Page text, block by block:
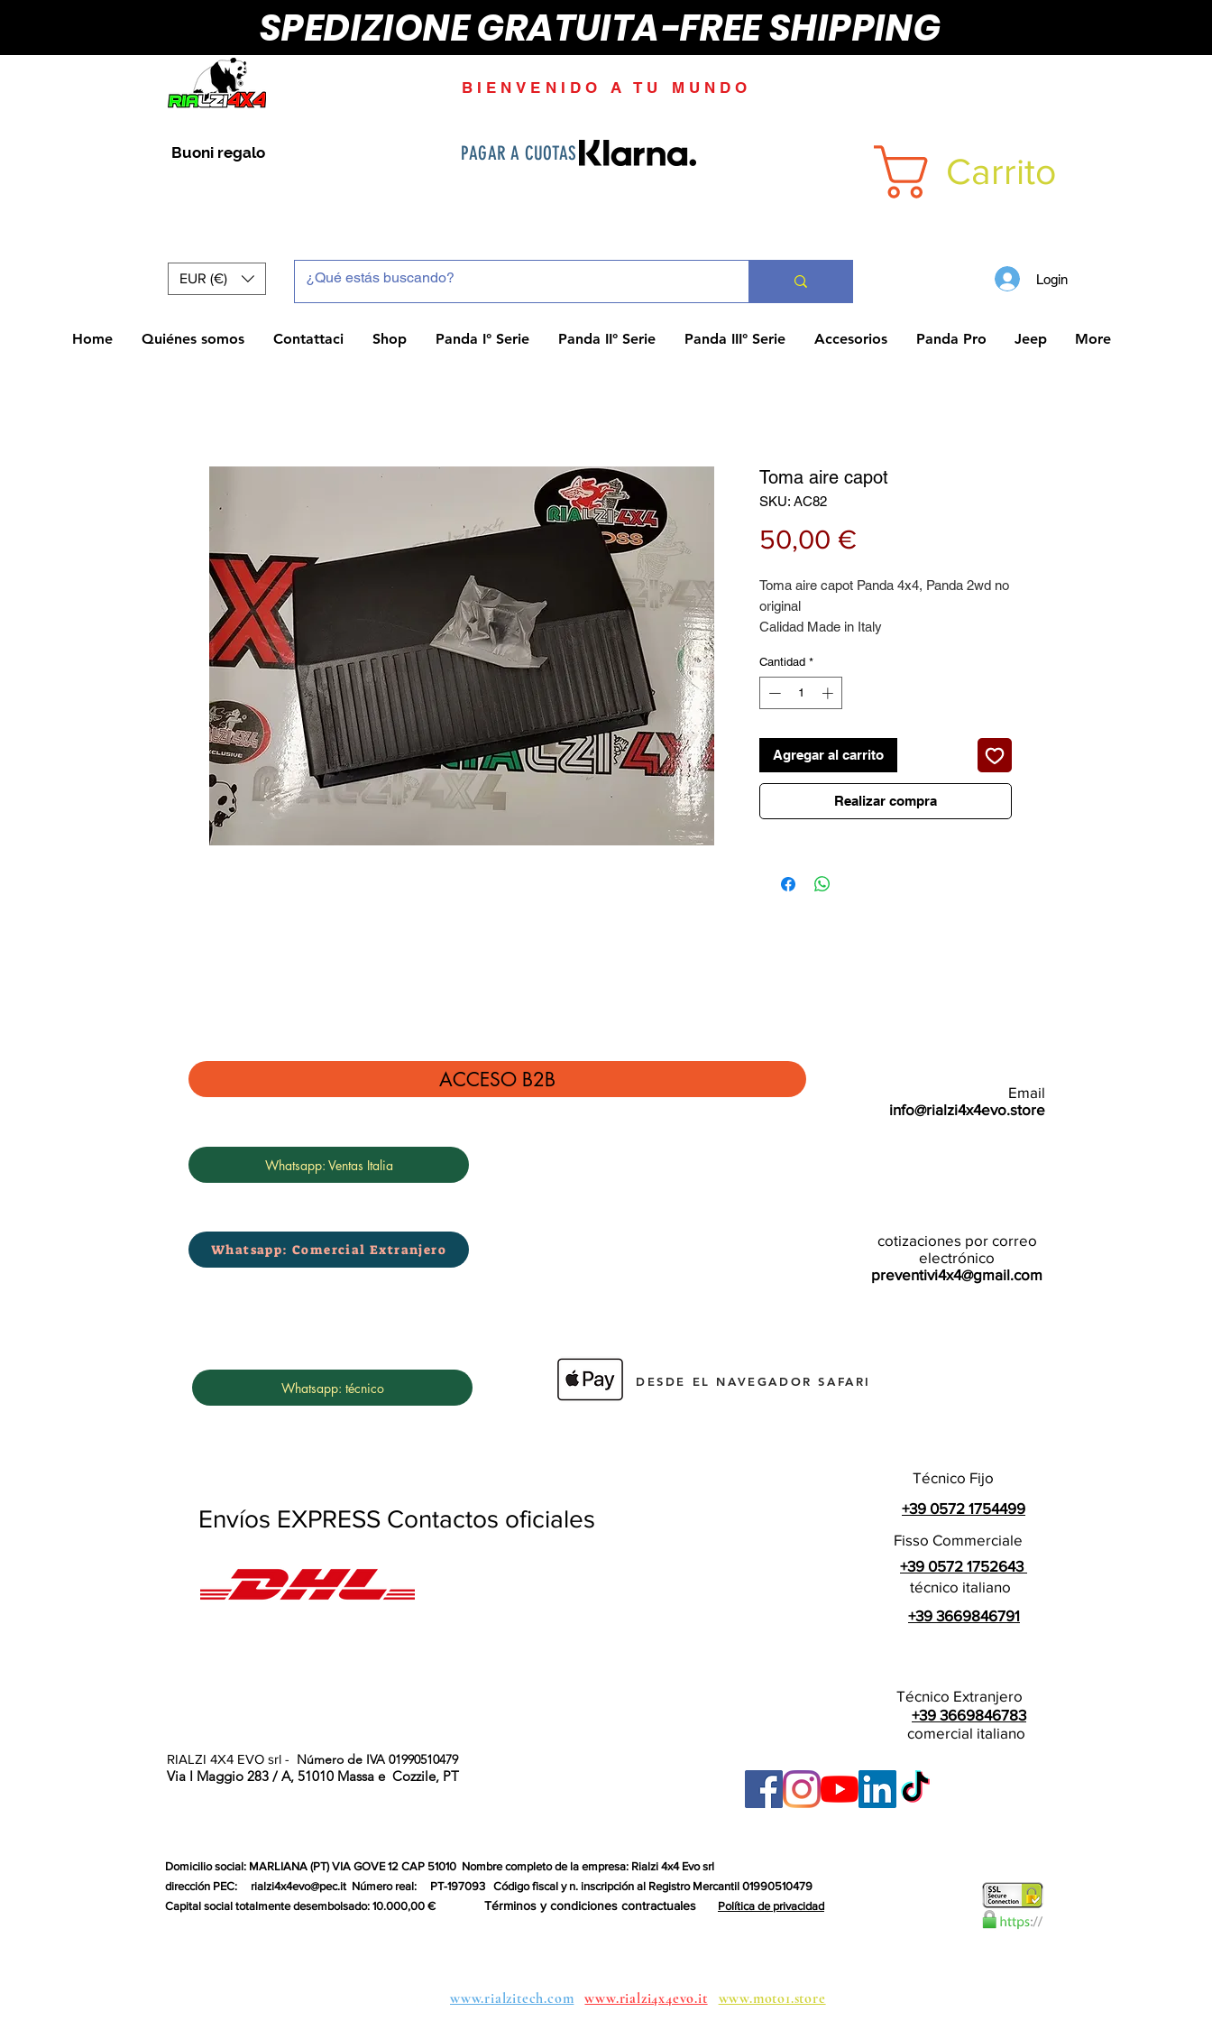
SPEDIZIONE GRATUITA-FREE SHIPPING
Buoni regalo
BIENVENIDO A TU MUNDO
PAGAR A CUOTAS Carrito
EUR (€) Login
Home Quiénes somos Contattaci Shop Panda I° Serie Panda II° Serie Panda III° Serie Accesorios Panda Pro Jeep More
Toma aire capot
SKU: AC82
50,00 €
Toma aire capot Panda 4x4, Panda 2wd no
original
Calidad Made in Italy
Cantidad *
Agregar al carrito
Realizar compra
ACCESO B2B
Email
info@rialzi4x4evo.store
Whatsapp: Ventas Italia
Whatsapp: Comercial Extranjero
cotizaciones por correo
electrónico
preventivi4x4@gmail.com
Whatsapp: técnico DESDE EL NAVEGADOR SAFARI
Técnico Fijo
Envíos EXPRESS Contactos oficiales
+39 0572 1754499
Fisso Commerciale
+39 0572 1752643
técnico italiano
+39 3669846791
Técnico Extranjero
+39 3669846783
comercial italiano
RIALZI 4X4 EVO srl - Número de IVA 01990510479
Via I Maggio 283 / A, 51010 Massa e Cozzile, PT
Domicilio social: MARLIANA (PT) VIA GOVE 12 CAP 51010 Nombre completo de la empresa: Rialzi 4x4 Evo srl
dirección PEC:
rialzi4x4evo@pec.it Número real: PT-197093 Código fiscal y n. inscripción al Registro Mercantil 01990510479
Capital social totalmente desembolsado: 10.000,00 €
Términos y condiciones contractuales Política de privacidad
www.rialzitech.com www.rialzi4x4evo.it www.moto1.store